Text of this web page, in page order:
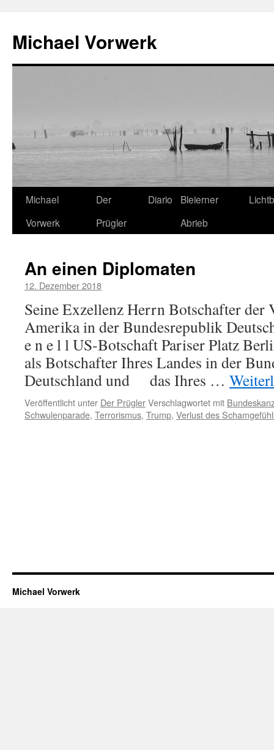
Michael Vorwerk
Zum
Inhalt
Michael
Vorwerk
Der
Prügler
Diario
Bleierner
Abrieb
An einen Diplomaten
12. Dezember 2018
Seine Exzellenz Herrn Botschafter der
Amerika in der Bundesrepublik
e n e l l US-Botschaft Pariser Platz
als Botschafter Ihres Landes in der
Deutschland und das Ihres …
Veröffentlicht unter Der PrüglerVerschlagwortet mit
Schwulenparade, Terrorismus, Trump, Verlust des
Michael Vorwerk